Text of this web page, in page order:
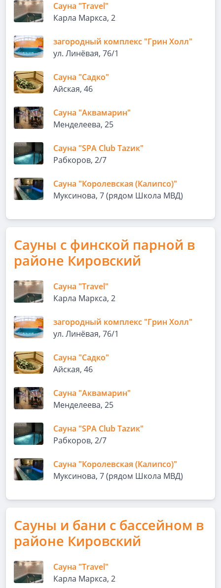
Сауна "Travel"
Карла Маркса, 2
загородный комплекс "Грин Холл"
ул. Линёвая, 76/1
Сауна "Садко"
Айская, 46
Сауна "Аквамарин"
Менделеева, 25
Сауна "SPA Club Таzик"
Рабкоров, 2/7
Сауна "Королевская (Калипсо)"
Муксинова, 7 (рядом Школа МВД)
Сауны с финской парной в
районе Кировский
Сауна "Travel"
Карла Маркса, 2
загородный комплекс "Грин Холл"
ул. Линёвая, 76/1
Сауна "Садко"
Айская, 46
Сауна "Аквамарин"
Менделеева, 25
Сауна "SPA Club Таzик"
Рабкоров, 2/7
Сауна "Королевская (Калипсо)"
Муксинова, 7 (рядом Школа МВД)
Сауны и бани с бассейном в
районе Кировский
Сауна "Travel"
Карла Маркса, 2